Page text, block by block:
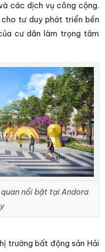
các dịch vụ công cộng.
tư duy phát triển bền
cư dân làm trọng tâm
nổi bật tại Andora
trường bất động sản Hải